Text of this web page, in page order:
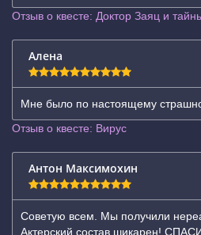
Отзыв о квесте: Доктор Заяц и
Алена
Мне было по настоящему
Отзыв о квесте: Вирус
Антон Максимохин
Советую всем. Мы получили
Актерский состав шикарен!